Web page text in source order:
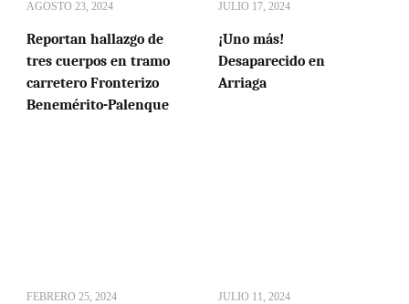
AGOSTO 23, 2024
Reportan hallazgo de
tres cuerpos en tramo
carretero Fronterizo
Benemérito-Palenque
JULIO 17, 2024
¡Uno más!
Desaparecido en
Arriaga
FEBRERO 25, 2024 JULIO 11, 2024